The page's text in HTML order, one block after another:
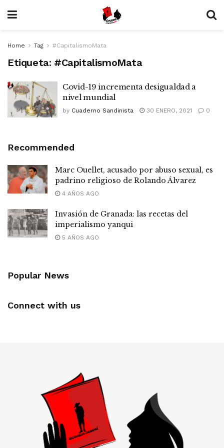
Home Tag #CapitalismoMata
Etiqueta: #CapitalismoMata
Covid-19 incrementa desigualdad a
nivel mundial
by Cuaderno Sandinista 30 ENERO, 2021 0
Recommended
Marc Ouellet, acusado por abuso sexual, es
padrino religioso de Rolando Álvarez
4 AÑOS AGO
Invasión de Granada: las recetas del
imperialismo yanqui
5 AÑOS AGO
Popular News
Connect with us